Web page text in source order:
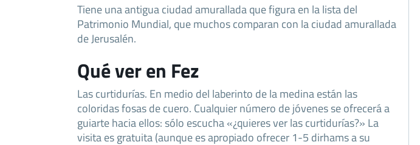
Tiene una antigua ciudad amurallada que figura en la lista del
Patrimonio Mundial, que muchos comparan con la ciudad amurallada
de Jerusalén.
Qué ver en Fez
Las curtidurías. En medio del laberinto de la medina están las
coloridas fosas de cuero. Cualquier número de jóvenes se ofrecerá a
guiarte hacia ellos: sólo escucha «¿quieres ver las curtidurías?» La
visita es gratuita (aunque es apropiado ofrecer 1-5 dirhams a su